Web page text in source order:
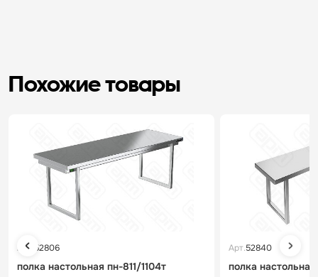
Похожие товары
Арт. 52806
полка настольная пн-811/1104т
Арт.52840
полка